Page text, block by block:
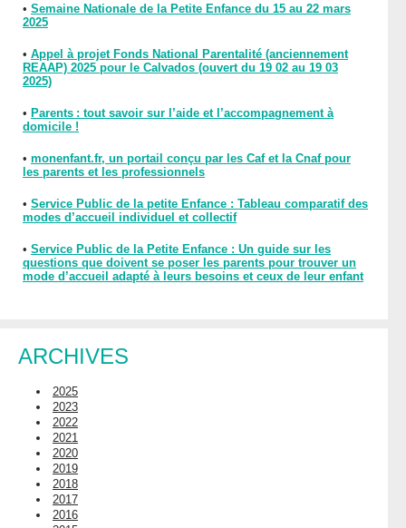
• Semaine Nationale de la Petite Enfance du 15 au 22 mars
2025
• Appel à projet Fonds National Parentalité (anciennement
REAAP) 2025 pour le Calvados (ouvert du 19 02 au 19 03
2025)
• Parents : tout savoir sur l’aide et l’accompagnement à
domicile !
• monenfant.fr, un portail conçu par les Caf et la Cnaf pour
les parents et les professionnels
• Service Public de la petite Enfance : Tableau comparatif des
modes d’accueil individuel et collectif
• Service Public de la Petite Enfance : Un guide sur les
questions que doivent se poser les parents pour trouver un
mode d’accueil adapté à leurs besoins et ceux de leur enfant
ARCHIVES
2025
2023
2022
2021
2020
2019
2018
2017
2016